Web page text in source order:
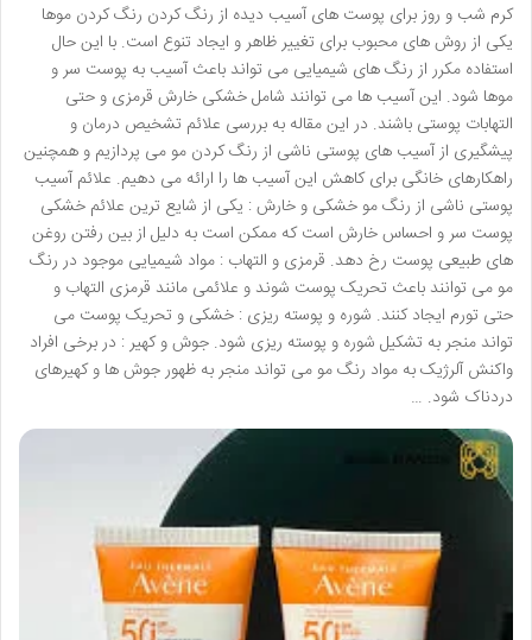
کرم شب و روز برای پوست های آسیب دیده از رنگ کردن رنگ کردن موها
یکی از روش های محبوب برای تغییر ظاهر و ایجاد تنوع است. با این حال
استفاده مکرر از رنگ های شیمیایی می تواند باعث آسیب به پوست سر و
موها شود. این آسیب ها می توانند شامل خشکی خارش قرمزی و حتی
التهابات پوستی باشند. در این مقاله به بررسی علائم تشخیص درمان و
پیشگیری از آسیب های پوستی ناشی از رنگ کردن مو می پردازیم و همچنین
راهکارهای خانگی برای کاهش این آسیب ها را ارائه می دهیم. علائم آسیب
پوستی ناشی از رنگ مو خشکی و خارش : یکی از شایع ترین علائم خشکی
پوست سر و احساس خارش است که ممکن است به دلیل از بین رفتن روغن
های طبیعی پوست رخ دهد. قرمزی و التهاب : مواد شیمیایی موجود در رنگ
مو می توانند باعث تحریک پوست شوند و علائمی مانند قرمزی التهاب و
حتی تورم ایجاد کنند. شوره و پوسته ریزی : خشکی و تحریک پوست می
تواند منجر به تشکیل شوره و پوسته ریزی شود. جوش و کهیر : در برخی افراد
واکنش آلرژیک به مواد رنگ مو می تواند منجر به ظهور جوش ها و کهیرهای
دردناک شود. …